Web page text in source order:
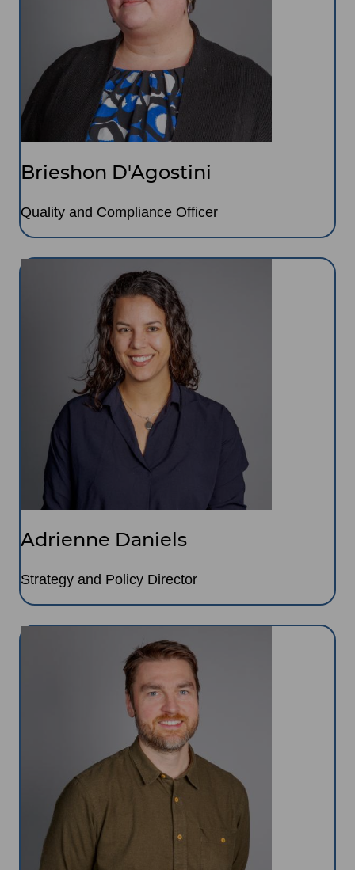
Brieshon D'Agostini
Quality and Compliance Officer
Adrienne Daniels
Strategy and Policy Director